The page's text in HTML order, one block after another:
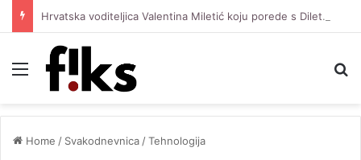
Hrvatska voditeljica Valentina Miletić koju porede s Dilettom Leotom oduševila pozirajući u bikiniju
Menu
Home / Svakodnevnica /Tehnologija